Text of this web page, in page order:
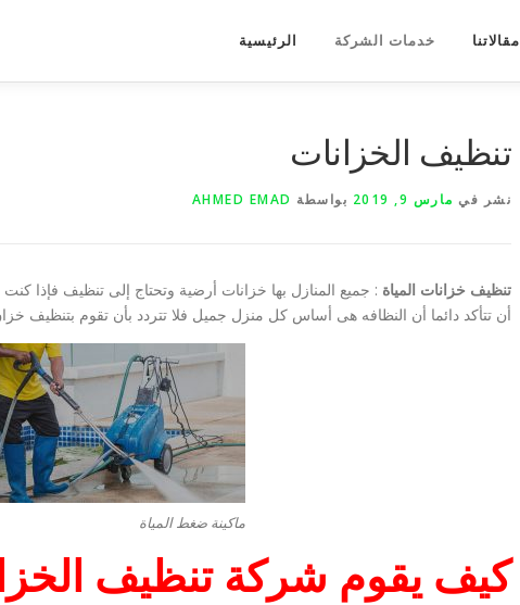
الرئيسية خدمات الشركة مقالاتنا
تنظيف الخزانات
نشر في مارس 9, 2019 بواسطة AHMED EMAD
تنظيف خزانات المياة : جميع المنازل بها خزانات أرضية وتحتاج إلى تنظيف فإذا
أن تتأكد دائما أن النظافه هى أساس كل منزل جميل فلا تتردد بأن تقوم بتنظيف
ماكينة ضغط المياة
كيف يقوم شركة تنظيف